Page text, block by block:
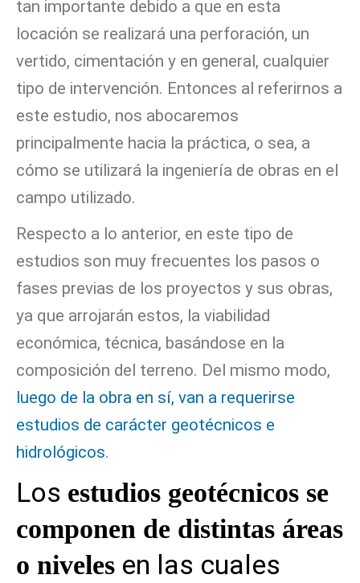
tan importante debido a que en esta
locación se realizará una perforación, un
vertido, cimentación y en general, cualquier
tipo de intervención. Entonces al referirnos a
este estudio, nos abocaremos
principalmente hacia la práctica, o sea, a
cómo se utilizará la ingeniería de obras en el
campo utilizado.
Respecto a lo anterior, en este tipo de
estudios son muy frecuentes los pasos o
fases previas de los proyectos y sus obras,
ya que arrojarán estos, la viabilidad
económica, técnica, basándose en la
composición del terreno. Del mismo modo,
luego de la obra en sí, van a requerirse
estudios de carácter geotécnicos e
hidrológicos.
Los estudios geotécnicos se
componen de distintas áreas
o niveles en las cuales